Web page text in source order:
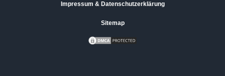
Impressum & Datenschutzerklärung
Sitemap